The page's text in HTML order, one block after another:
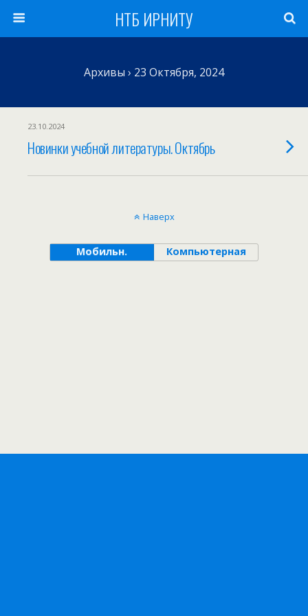
НТБ ИРНИТУ
Архивы › 23 Октября, 2024
23.10.2024
Новинки учебной литературы. Октябрь
Наверх
Мобильн. Компьютерная